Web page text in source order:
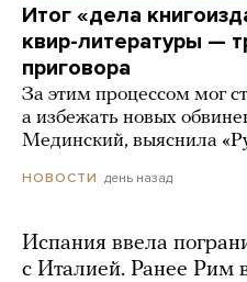
Итог «дела
квир-литературы —
приговора
За этим процессом мог
а избежать новых
Мединский, выяснила
НОВОСТИ день назад
Испания ввела
с Италией. Ранее Рим